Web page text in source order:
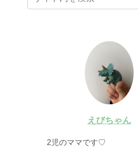
えびちゃん
2児のママです♡